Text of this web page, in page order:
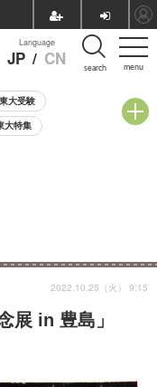
menu
Language
JP / CN search
東大受験
大特集
展 in 豊島」
2022.10.25（火） 9:15